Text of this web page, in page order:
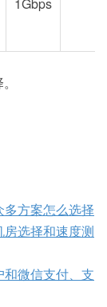
1Gbps
方案怎么选择
选择和速度测
微信支付、支